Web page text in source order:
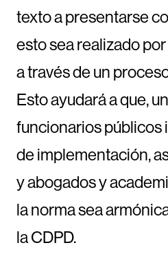
texto a presentarse
esto sea realizado
a través de un
Esto ayudará a que,
funcionarios públicos
de implementación,
y abogados y
la norma sea
la CDPD.